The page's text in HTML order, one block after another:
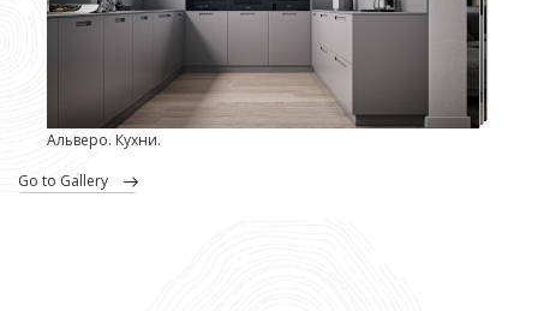
Альверо. Кухни.
go to Gallery